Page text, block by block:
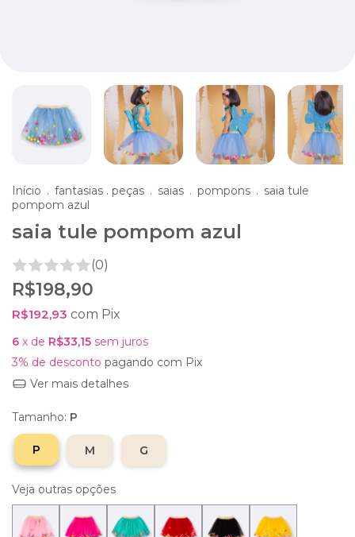
Início . fantasias . peças . saias . pompons . saia tule
pompom azul
saia tule pompom azul
(0)
R$198,90
R$192,93 com Pix
6 x de R$33,15 sem juros
3% de desconto pagando com Pix
Ver mais detalhes
Tamanho: P
P M G
Veja outras opções